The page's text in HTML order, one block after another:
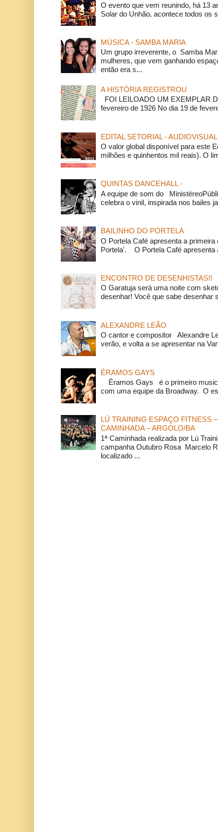
O evento que vem reunindo, há 13
Solar do Unhão, acontece todos os
MÚSICA - SAMBA MARIA
Um grupo irreverente, o Samba
mulheres, que vem ganhando
então era s...
A HISTÓRIA REGISTROU
FOI LEILOADO UM EXEMPLAR
fevereiro de 1926 No dia 19 de
EDITAL SETORIAL - AUDIOVISUAL
O valor global disponível para este
milhões e quinhentos mil reais). O
QUINTAS DANCEHALL -
A equipe de som do
celebra o vinil, inspirada nos bailes
BAILINHO DO PORTELA
O Portela Café apresenta a
Portela'. O Portela Café apresenta
ENCONTRO DE DESENHISTAS!!
O Garatuja será uma noite com
desenhar! Você que sabe desenhar
ALEXANDRE LEÃO
O cantor e compositor Alexandre
verão, e volta a se apresentar na
ÉRAMOS GAYS
Éramos Gays é o primeiro
com uma equipe da Broadway. O
LÚ TRAINING ESPAÇO FITNESS
CAMINHADA – ARGOLO/BA
1ª Caminhada realizada por Lú
campanha Outubro Rosa Marcelo
localizado ...